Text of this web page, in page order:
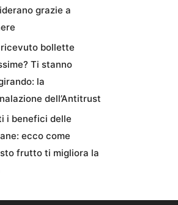
grazie a
ricevuto bollette
Ti stanno
la
dell’Antitrust
i benefici delle
ecco come
frutto ti migliora la